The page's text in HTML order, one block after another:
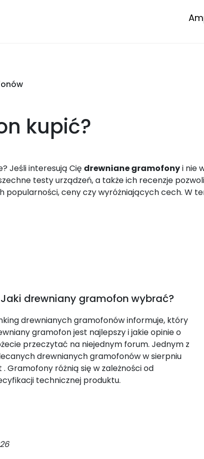
kupić?
Jeśli interesują Cię drewniane gramofonyi nie
testy urządzeń, a także ich recenzje
ceny czy wyróżniających cech. W
Jaki drewniany gramofon wybrać?
drewnianych gramofonów informuje, który
gramofon jest najlepszy i jakie opinie o
przeczytać na niejednym forum. Jednym z
drewnianych gramofonów w sierpniu
. Gramofony różnią się w zależności od
technicznej produktu.